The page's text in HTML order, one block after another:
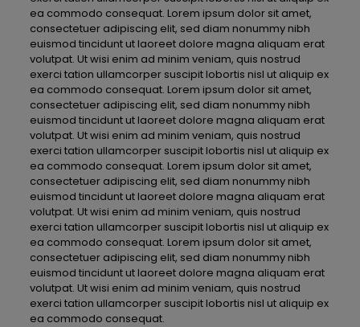
ea commodo consequat. Lorem ipsum dolor sit amet,
consectetuer adipiscing elit, sed diam nonummy nibh
euismod tincidunt ut laoreet dolore magna aliquam erat
volutpat. Ut wisi enim ad minim veniam, quis nostrud
exerci tation ullamcorper suscipit lobortis nisl ut aliquip ex
ea commodo consequat. Lorem ipsum dolor sit amet,
consectetuer adipiscing elit, sed diam nonummy nibh
euismod tincidunt ut laoreet dolore magna aliquam erat
volutpat. Ut wisi enim ad minim veniam, quis nostrud
exerci tation ullamcorper suscipit lobortis nisl ut aliquip ex
ea commodo consequat. Lorem ipsum dolor sit amet,
consectetuer adipiscing elit, sed diam nonummy nibh
euismod tincidunt ut laoreet dolore magna aliquam erat
volutpat. Ut wisi enim ad minim veniam, quis nostrud
exerci tation ullamcorper suscipit lobortis nisl ut aliquip ex
ea commodo consequat. Lorem ipsum dolor sit amet,
consectetuer adipiscing elit, sed diam nonummy nibh
euismod tincidunt ut laoreet dolore magna aliquam erat
volutpat. Ut wisi enim ad minim veniam, quis nostrud
exerci tation ullamcorper suscipit lobortis nisl ut aliquip ex
ea commodo consequat.